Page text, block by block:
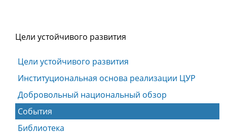
Цели устойчивого развития
Цели устойчивого развития
Институциональная основа реализации ЦУР
Добровольный национальный обзор
События
Библиотека